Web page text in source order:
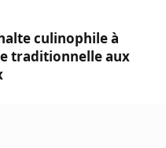
culinophile à
traditionnelle aux